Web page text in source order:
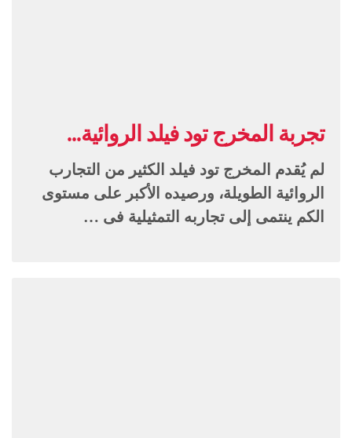
تجربة المخرج تود فيلد الروائية...
لم يُقدم المخرج تود فيلد الكثير من التجارب
الروائية الطويلة، ورصيده الأكبر على مستوى
الكم ينتمى إلى تجاربه التمثيلية فى …